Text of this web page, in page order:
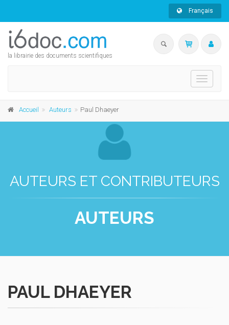
Français
la librairie des documents scientifiques
Toggle
Accueil Auteurs Paul Dhaeyer
AUTEURS ET CONTRIBUTEURS
AUTEURS
PAUL DHAEYER